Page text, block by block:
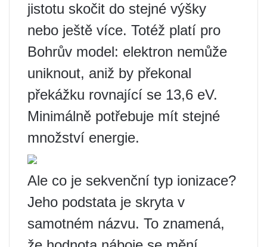
jistotu skočit do stejné výšky
nebo ještě více. Totéž platí pro
Bohrův model: elektron nemůže
uniknout, aniž by překonal
překážku rovnající se 13,6 eV.
Minimálně potřebuje mít stejné
množství energie.
Ale co je sekvenční typ ionizace?
Jeho podstata je skryta v
samotném názvu. To znamená,